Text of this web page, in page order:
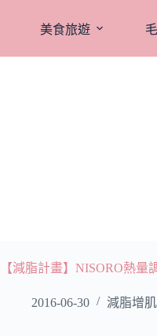
美食旅遊
【減脂計畫】NISORO熱
2016-06-30 減脂增肌